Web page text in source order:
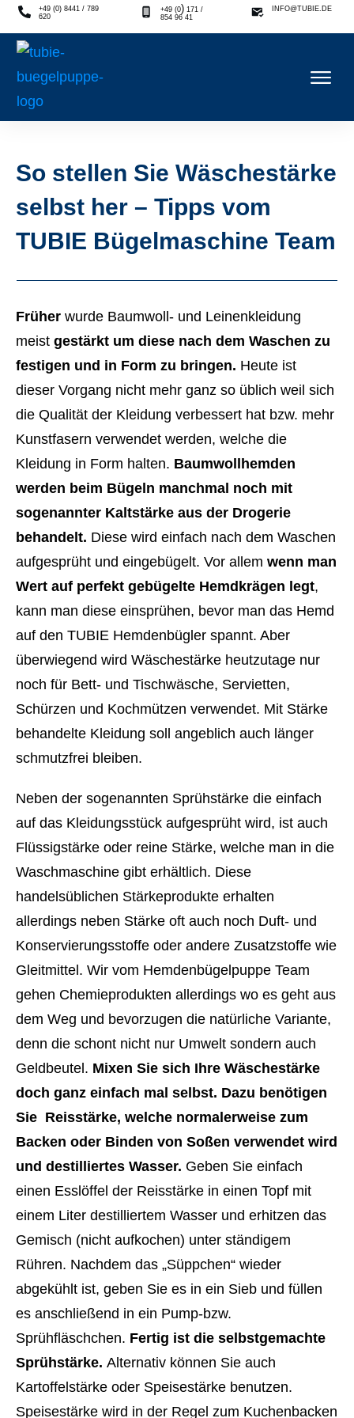
+49 (0) 8441 / 789
620
+49 (0)171 /
854 96 41
INFO@TUBIE.DE
So stellen Sie Wäschestärke
selbst her – Tipps vom
TUBIE Bügelmaschine Team
Früher wurde Baumwoll- und Leinenkleidung
meist gestärkt um diese nach dem Waschen zu
festigen und in Form zu bringen. Heute ist
dieser Vorgang nicht mehr ganz so üblich weil sich
die Qualität der Kleidung verbessert hat bzw. mehr
Kunstfasern verwendet werden, welche die
Kleidung in Form halten. Baumwollhemden
werden beim Bügeln manchmal noch mit
sogenannter Kaltstärke aus der Drogerie
behandelt. Diese wird einfach nach dem Waschen
aufgesprüht und eingebügelt. Vor allem wenn man
Wert auf perfekt gebügelte Hemdkrägen legt,
kann man diese einsprühen, bevor man das Hemd
auf den TUBIE Hemdenbügler spannt. Aber
überwiegend wird Wäschestärke heutzutage nur
noch für Bett- und Tischwäsche, Servietten,
Schürzen und Kochmützen verwendet. Mit Stärke
behandelte Kleidung soll angeblich auch länger
schmutzfrei bleiben.
Neben der sogenannten Sprühstärke die einfach
auf das Kleidungsstück aufgesprüht wird, ist auch
Flüssigstärke oder reine Stärke, welche man in die
Waschmaschine gibt erhältlich. Diese
handelsüblichen Stärkeprodukte erhalten
allerdings neben Stärke oft auch noch Duft- und
Konservierungsstoffe oder andere Zusatzstoffe wie
Gleitmittel. Wir vom Hemdenbügelpuppe Team
gehen Chemieprodukten allerdings wo es geht aus
dem Weg und bevorzugen die natürliche Variante,
denn die schont nicht nur Umwelt sondern auch
Geldbeutel. Mixen Sie sich Ihre Wäschestärke
doch ganz einfach mal selbst. Dazu benötigen
Sie Reisstärke, welche normalerweise zum
Backen oder Binden von Soßen verwendet wird
und destilliertes Wasser. Geben Sie einfach
einen Esslöffel der Reisstärke in einen Topf mit
einem Liter destilliertem Wasser und erhitzen das
Gemisch (nicht aufkochen) unter ständigem
Rühren. Nachdem das „Süppchen“ wieder
abgekühlt ist, geben Sie es in ein Sieb und füllen
es anschließend in ein Pump-bzw.
Sprühfläschchen. Fertig ist die selbstgemachte
Sprühstärke. Alternativ können Sie auch
Kartoffelstärke oder Speisestärke benutzen.
Speisestärke wird in der Regel zum Kuchenbacken